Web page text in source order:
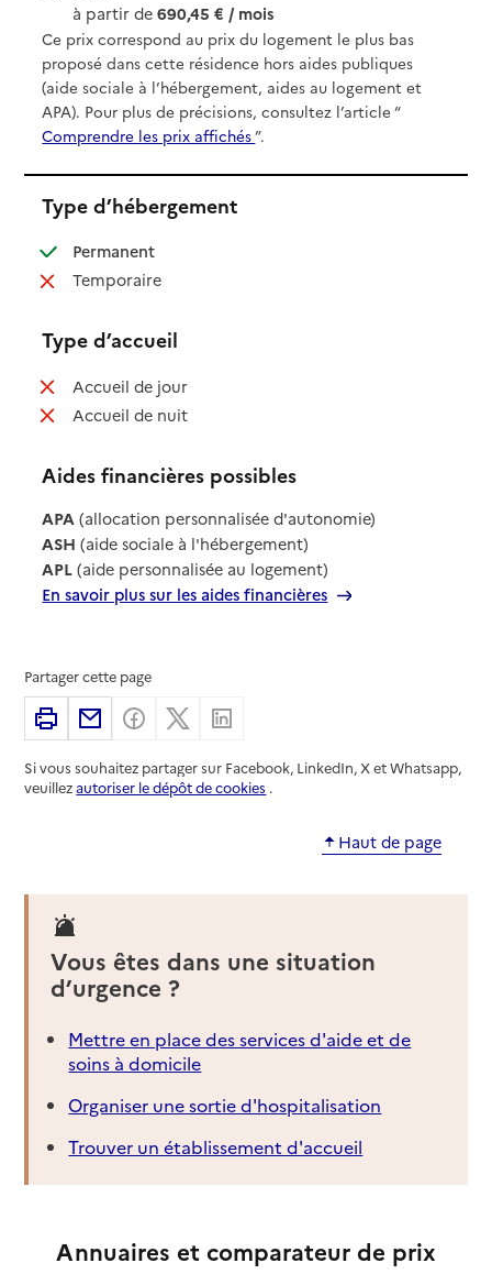
à partir de690,45 € / mois
Ce prix correspond au prix du logement le plus bas
proposé dans cette résidence hors aides publiques
(aide sociale à l’hébergement, aides au logement et
APA). Pour plus de précisions, consultez l’article “
Comprendre les prix affichés”.
Type d’hébergement
Permanent: disponible
Temporaire: non disponible
Type d’accueil
Accueil de jour: non disponible
Accueil de nuit: non disponible
Aides financières possibles
APA (allocation personnalisée d'autonomie)
ASH (aide sociale à l'hébergement)
APL (aide personnalisée au logement)
En savoir plus sur les aides financières
Partager cette page
ImprimerPartager par email
Partager sur Facebook
Partager sur X
Si vous souhaitez partager sur Facebook, LinkedIn, X et Whatsapp,
veuillezautoriser le dépôt de cookies .
Haut de page
Vous êtes dans une situation
d’urgence ?
Mettre en place des services d'aide et de
soins à domicile
Organiser une sortie d'hospitalisation
Trouver un établissement d'accueil
Annuaires et comparateur de prix